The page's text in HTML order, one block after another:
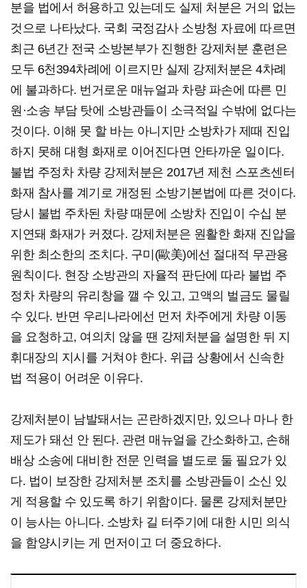
분을 법에서 허용하고 있는데도 실제 처분은 거의 없는
것으로 나타났다. 국회 국정감사 소방청 자료에 따르면
최근 6년간 전국 소방본부가 진행한 강제처분 훈련은
모두 6천394차례에 이르지만 실제 강제처분은 4차례
에 불과하다. 번거로운 매뉴얼과 차량 파손에 따른 민
원·소송 부담 탓에 소방관들이 소극적일 수밖에 없다는
것이다. 이해 못 할 바는 아니지만 소방차가 제때 진입
하지 못해 대형 화재로 이어진다면 안타까운 일이다.
불법 주정차 차량 강제처분은 2017년 제천 스포츠센터
화재 참사를 계기로 개정된 소방기본법에 따른 것이다.
당시 불법 주차된 차량 때문에 소방차 진입이 수십 분
지연돼 화재가 커졌다. 강제처분은 원활한 화재 진압을
위한 최소한의 조치다. 구미(歐美)에선 절대적 무관용
원칙이다. 현장 소방관의 자율적 판단에 따라 불법 주
정차 차량의 유리창을 깰 수 있고, 고액의 벌금도 물릴
수 있다. 반면 우리나라에선 먼저 차주에게 차량 이동
을 요청하고, 여의치 않을 땐 강제처분을 설명한 뒤 지
휘대장의 지시를 거쳐야 한다. 위급 상황에서 신속한
법 적용이 어려운 이유다.
강제처분이 남발돼서는 곤란하겠지만, 있으나 마나 한
제도가 돼선 안 된다. 관련 매뉴얼을 간소화하고, 손해
배상 소송에 대비한 전문 인력을 별도로 둘 필요가 있
다. 법이 보장한 강제처분 조치를 소방관들이 소신 있
게 적용할 수 있도록 하기 위함이다. 물론 강제처분만
이 능사는 아니다. 소방차 길 터주기에 대한 시민 의식
을 함양시키는 게 먼저이고 더 중요하다.